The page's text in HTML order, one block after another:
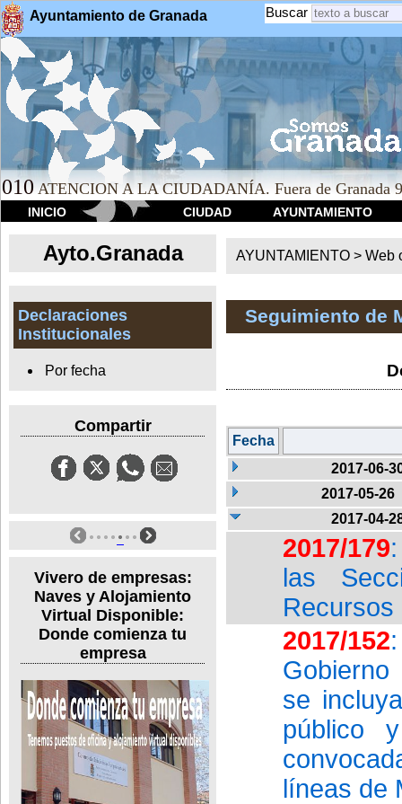
Ayuntamiento de Granada Buscar
010 ATENCION A LA CIUDADANÍA. Fuera de Granada
INICIO CIUDAD AYUNTAMIENTO
Ayto.Granada
Declaraciones
Institucionales
Por fecha
Compartir
Vivero de empresas:
Naves y Alojamiento
Virtual Disponible:
Donde comienza tu
empresa
AYUNTAMIENTO > Web
Seguimiento de
Fecha
2017-06-
2017-05-26
2017-04-
2017/179
las
Recursos
2017/152
se
público
líneas de